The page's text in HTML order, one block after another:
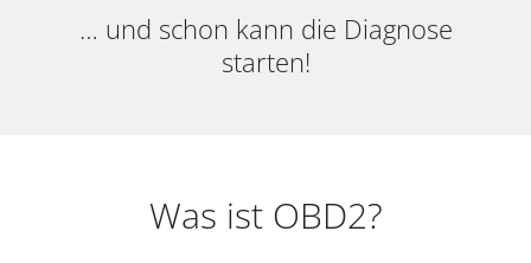
… und schon kann die Diagnose
starten!
Was ist OBD2?